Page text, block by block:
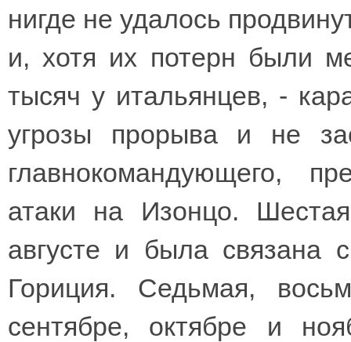
нигде не удалось
и, хотя их потерн были
тысяч у итальянцев, -
угрозы прорыва и не
главнокомандующего,
атаки на Изонцо.
августе и была связана
Гориция. Седьмая,
сентябре, октябре и